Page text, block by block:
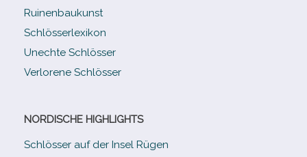
Ruinenbaukunst
Schlösserlexikon
Unechte Schlösser
Verlorene Schlösser
NORDISCHE HIGHLIGHTS
Schlösser auf der Insel Rügen